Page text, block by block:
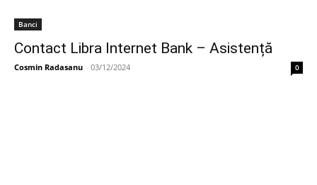
Banci
Contact Libra Internet Bank – Asistență
Cosmin Radasanu - 03/12/2024 0